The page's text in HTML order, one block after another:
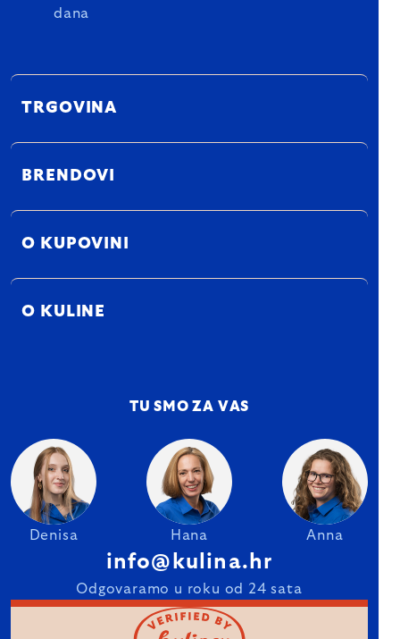
dana
TRGOVINA
BRENDOVI
O KUPOVINI
O KULINE
TU SMO ZA VAS
Denisa Hana Anna
info@kulina.hr
Odgovaramo u roku od 24 sata